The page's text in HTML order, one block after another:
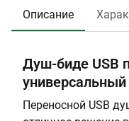
Описание
Душ-биде USB
Переносной USB